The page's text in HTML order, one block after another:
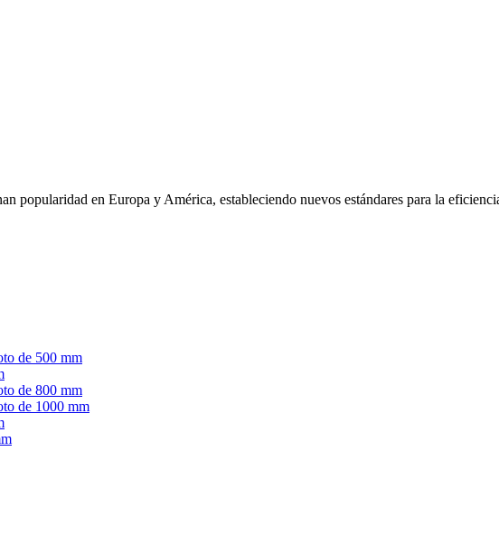
popularidad en Europa y América, estableciendo nuevos estándares para la
de 500 mm
de 800 mm
de 1000 mm